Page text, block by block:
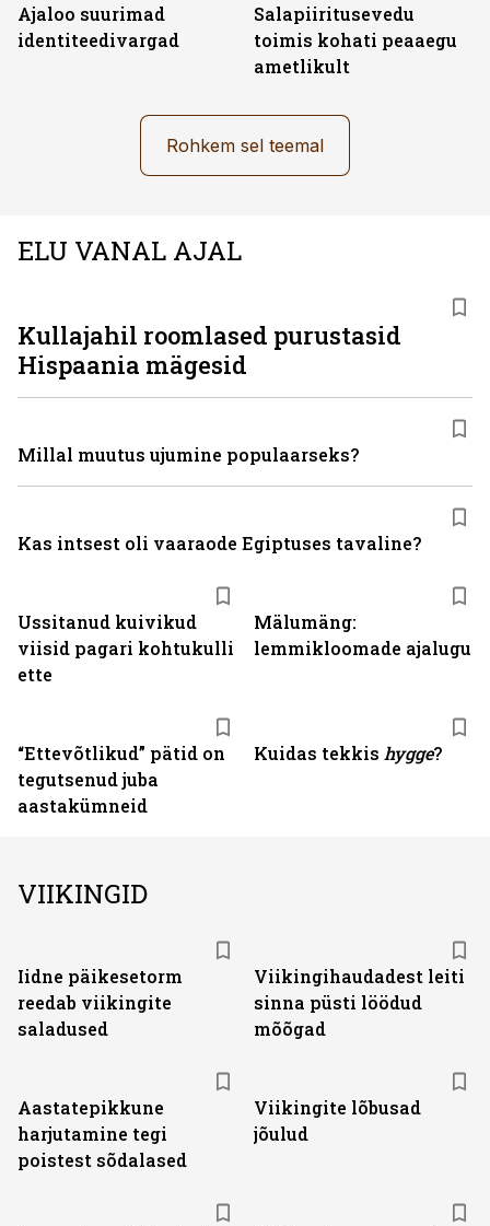
Ajaloo suurimad
identiteedivargad
Salapiiritusevedu
toimis kohati peaaegu
ametlikult
Rohkem sel teemal
ELU VANAL AJAL
Ussitanud kuivikud
viisid pagari kohtukulli
ette
Mälumäng:
lemmikloomade ajalugu
“Ettevõtlikud” pätid on
tegutsenud juba
aastakümneid
Kuidas tekkis hygge?
Kullajahil roomlased purustasid
Hispaania mägesid
Millal muutus ujumine populaarseks?
Kas intsest oli vaaraode Egiptuses tavaline?
VIIKINGID
Iidne päikesetorm
reedab viikingite
saladused
Viikingihaudadest leiti
sinna püsti löödud
mõõgad
Aastatepikkune
harjutamine tegi
poistest sõdalased
Viikingite lõbusad
jõulud